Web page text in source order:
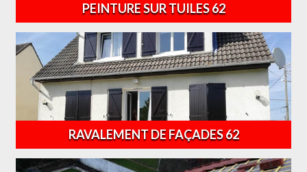
PEINTURE SUR TUILES 62
RAVALEMENT DE FAÇADES 62